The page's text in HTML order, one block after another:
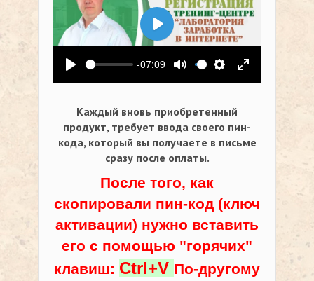
Воспроизвести
-07:09
Выключить звук
Настройки
На весь
Воспроизвести
Каждый вновь приобретенный
продукт, требует ввода своего пин-
кода, который вы получаете в письме
сразу после оплаты.
После того, как
скопировали пин-код (ключ
активации) нужно вставить
его с помощью "горячих"
клавиш: Ctrl+V По-другому